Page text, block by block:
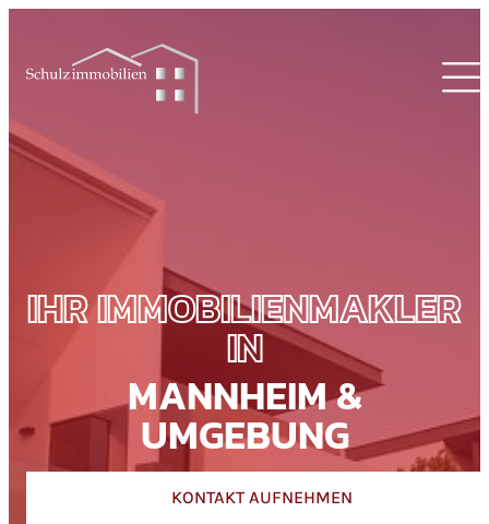
IHR IMMOBILIENMAKLER
IN
MANNHEIM &
UMGEBUNG
KONTAKT AUFNEHMEN